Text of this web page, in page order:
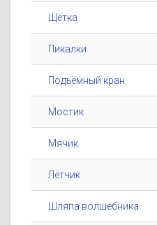
Щётка
Пикалки
Подъёмный кран
Мостик
Мячик
Лётчик
Шляпа волшебника